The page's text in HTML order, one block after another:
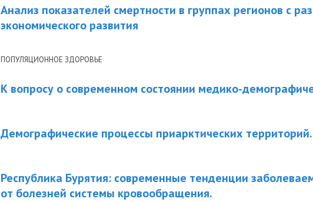
Анализ показателей смертности в группах регионов с
экономического развития
ПОПУЛЯЦИОННОЕ ЗДОРОВЬЕ
К вопросу о современном состоянии медико-
Демографические процессы приарктических территорий.
Республика Бурятия: современные тенденции
от болезней системы кровообращения.